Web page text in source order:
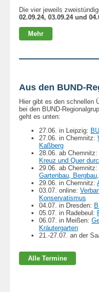
Die vier jeweils
02.09.24, 03.09.24 und
Mehr
Aus den BUND-
Hier gibt es den schnellen
bei den BUND-
geht es unten:
27.06. in Leipzig:
27.06. in Chemnitz:
Kaßberg
28.06. ab Chemnitz:
Kreuz und Quer
29.06. ab Chemnitz:
Gartenbau,
29.06. in Chemnitz:
03.07. online:
Konservatismus
04.07. in Dresden:
05.07. in Radebeul:
06.07. in Meißen:
Kräutergarten
21.-27.07. an der
Alle Termine